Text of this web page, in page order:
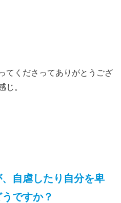
てくださってありがとうござ
じ。
自虐したり自分を卑
ですか？